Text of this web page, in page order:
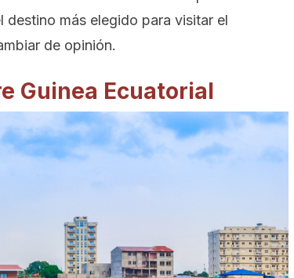
destino más elegido para visitar el
de opinión.
Guinea Ecuatorial